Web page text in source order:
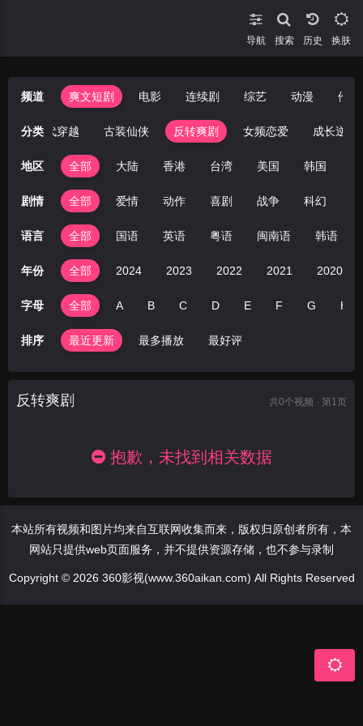
导航 搜索 换肤
频道 爽文短剧 电影 连续剧 综艺 动漫 伦理
分类年代穿越 古装仙侠 反转爽剧 女频恋爱 成长逆袭
地区 全部 大陆 香港 台湾 美国 韩国
剧情 全部 爱情 动作 喜剧 战争 科幻
语言 全部 国语 英语 粤语 闽南语 韩语
年份 全部 2024 2023 2022 2021 2020
字母 全部 A B C D E F G H
排序 最近更新 最多播放 最好评
反转爽剧 共0个视频 · 第1页
抱歉，未找到相关数据
本站所有视频和图片均来自互联网收集而来，版权归原创者所有，本
网站只提供web页面服务，并不提供资源存储，也不参与录制
Copyright © 2026 360影视(www.360aikan.com) All Rights Reserved